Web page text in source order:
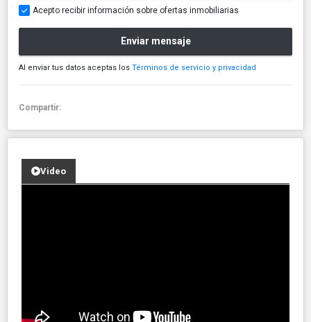
Acepto recibir información sobre ofertas inmobiliarias
Enviar mensaje
Al enviar tus datos aceptas los Términos de servicio y privacidad
Compartir:
Video